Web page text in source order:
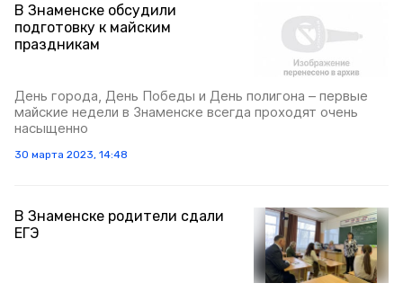
В Знаменске обсудили
подготовку к майским
праздникам
День города, День Победы и День полигона – первые
майские недели в Знаменске всегда проходят очень
насыщенно
30 марта 2023, 14:48
В Знаменске родители сдали
ЕГЭ